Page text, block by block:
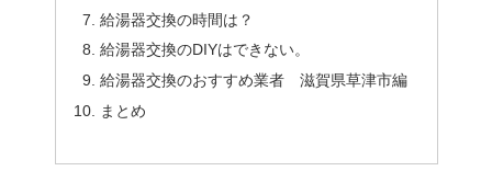
給湯器交換の時間は？
給湯器交換のDIYはできない。
給湯器交換のおすすめ業者 滋賀県草津市編
まとめ